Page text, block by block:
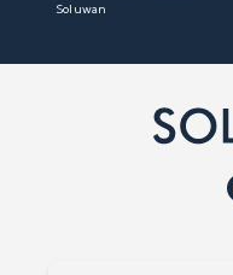
Soluwan